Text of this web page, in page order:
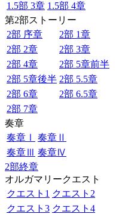
1.5部 3章 1.5部 4章
第2部ストーリー
2部 序章
2部 1章
2部 2章
2部 3章
2部 4章
2部 5章前半
2部 5章後半 2部 5.5章
2部 6章
2部 6.5章
2部 7章
奏章
奏章Ⅰ
奏章Ⅱ
奏章Ⅲ 奏章Ⅳ
2部終章
オルガマリークエスト
クエスト1 クエスト2
クエスト3 クエスト4